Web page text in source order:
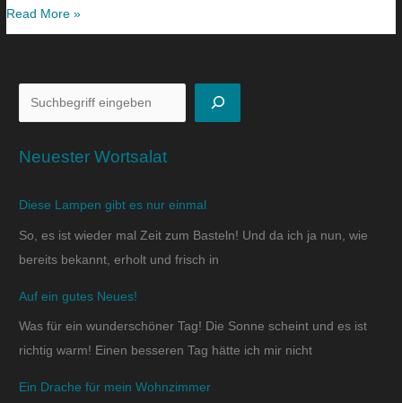
Read More »
Neuester Wortsalat
Diese Lampen gibt es nur einmal
So, es ist wieder mal Zeit zum Basteln! Und da ich ja nun, wie
bereits bekannt, erholt und frisch in
Auf ein gutes Neues!
Was für ein wunderschöner Tag! Die Sonne scheint und es ist
richtig warm! Einen besseren Tag hätte ich mir nicht
Ein Drache für mein Wohnzimmer